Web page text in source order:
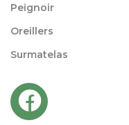
Peignoir
Oreillers
Surmatelas